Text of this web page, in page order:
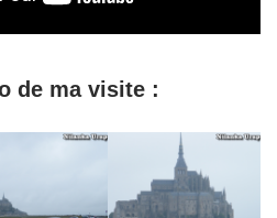
de ma visite :